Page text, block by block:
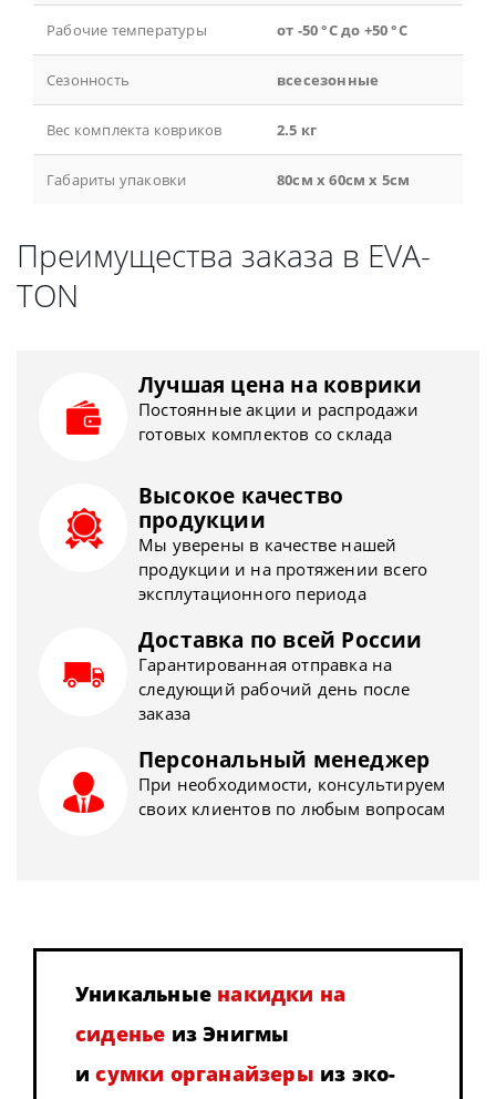
Рабочие температуры от -50 °С до +50 °С
Сезонность всесезонные
Вес комплекта ковриков 2.5 кг
Габариты упаковки 80см x 60см x 5см
Преимущества заказа в EVA-
TON
Лучшая цена на коврики
Постоянные акции и распродажи
готовых комплектов со склада
Высокое качество
продукции
Мы уверены в качестве нашей
продукции и на протяжении всего
эксплутационного периода
Доставка по всей России
Гарантированная отправка на
следующий рабочий день после
заказа
Персональный менеджер
При необходимости, консультируем
своих клиентов по любым вопросам
Уникальные накидки на
сиденье из Энигмы
исумки органайзеры из эко-